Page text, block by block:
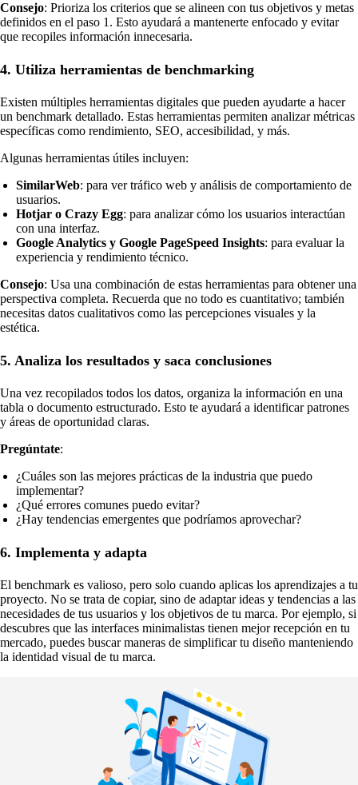
Consejo: Prioriza los criterios que se alineen con tus objetivos y metas
definidos en el paso 1. Esto ayudará a mantenerte enfocado y evitar
que recopiles información innecesaria.
4. Utiliza herramientas de benchmarking
Existen múltiples herramientas digitales que pueden ayudarte a hacer
un benchmark detallado. Estas herramientas permiten analizar métricas
específicas como rendimiento, SEO, accesibilidad, y más.
Algunas herramientas útiles incluyen:
SimilarWeb: para ver tráfico web y análisis de comportamiento de
usuarios.
Hotjar o Crazy Egg: para analizar cómo los usuarios interactúan
con una interfaz.
Google Analytics y Google PageSpeed Insights: para evaluar la
experiencia y rendimiento técnico.
Consejo: Usa una combinación de estas herramientas para obtener una
perspectiva completa. Recuerda que no todo es cuantitativo; también
necesitas datos cualitativos como las percepciones visuales y la
estética.
5. Analiza los resultados y saca conclusiones
Una vez recopilados todos los datos, organiza la información en una
tabla o documento estructurado. Esto te ayudará a identificar patrones
y áreas de oportunidad claras.
Pregúntate:
¿Cuáles son las mejores prácticas de la industria que puedo
implementar?
¿Qué errores comunes puedo evitar?
¿Hay tendencias emergentes que podríamos aprovechar?
6. Implementa y adapta
El benchmark es valioso, pero solo cuando aplicas los aprendizajes a tu
proyecto. No se trata de copiar, sino de adaptar ideas y tendencias a las
necesidades de tus usuarios y los objetivos de tu marca. Por ejemplo, si
descubres que las interfaces minimalistas tienen mejor recepción en tu
mercado, puedes buscar maneras de simplificar tu diseño manteniendo
la identidad visual de tu marca.